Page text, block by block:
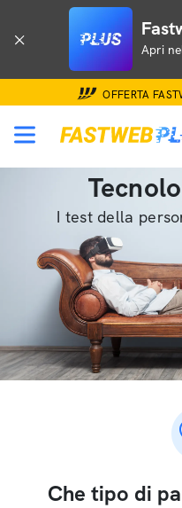
Apri
OFFERTA
I test della
Che tipo di